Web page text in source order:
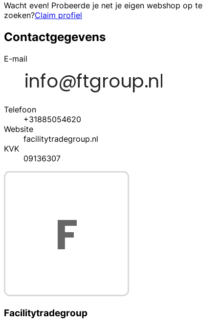
Wacht even! Probeerde je net je eigen webshop op te
zoeken?Claim profiel
Contactgegevens
E-mail
Telefoon
+31885054620
Website
facilitytradegroup.nl
KVK
09136307
Facilitytradegroup